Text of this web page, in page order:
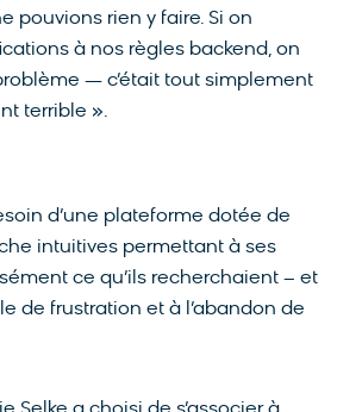
pouvions rien y faire. Si on
à nos règles backend, on
— c’était tout simplement
terrible ».
d’une plateforme dotée de
intuitives permettant à ses
ce qu’ils recherchaient – et
de frustration et à l’abandon de